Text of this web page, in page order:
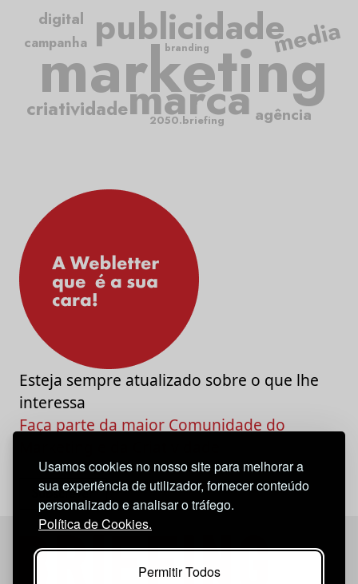
Usamos cookies no nosso site para melhorar a
sua experiência de utilizador, fornecer conteúdo
personalizado e analisar o tráfego.
Política de Cookies.
Permitir Todos
marketing
publicidade
marca
criatividade
campanha media
agência
digital
2050.briefing
branding
Esteja sempre atualizado sobre o que lhe
interessa
Faça parte da maior Comunidade do